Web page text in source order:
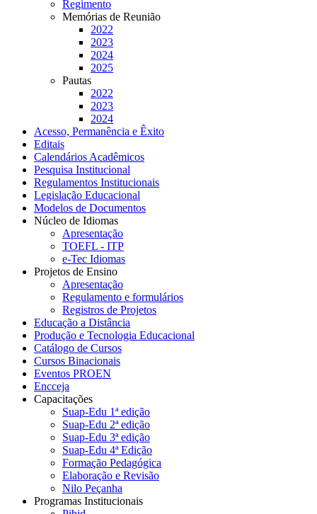
Regimento
Memórias de Reunião
2022
2023
2024
2025
Pautas
2022
2023
2024
Acesso, Permanência e Êxito
Editais
Calendários Acadêmicos
Pesquisa Institucional
Regulamentos Institucionais
Legislação Educacional
Modelos de Documentos
Núcleo de Idiomas
Apresentação
TOEFL - ITP
e-Tec Idiomas
Projetos de Ensino
Apresentação
Regulamento e formulários
Registros de Projetos
Educação a Distância
Produção e Tecnologia Educacional
Catálogo de Cursos
Cursos Binacionais
Eventos PROEN
Encceja
Capacitações
Suap-Edu 1ª edição
Suap-Edu 2ª edição
Suap-Edu 3ª edição
Suap-Edu 4ª Edição
Formação Pedagógica
Elaboração e Revisão
Nilo Peçanha
Programas Institucionais